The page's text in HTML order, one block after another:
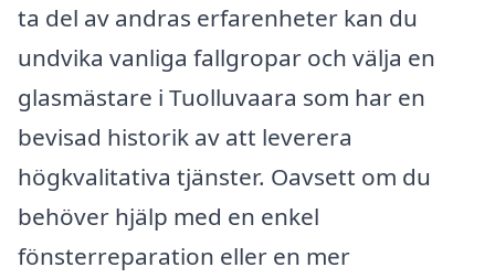
ta del av andras erfarenheter kan du
undvika vanliga fallgropar och välja en
glasmästare i Tuolluvaara som har en
bevisad historik av att leverera
högkvalitativa tjänster. Oavsett om du
behöver hjälp med en enkel
fönsterreparation eller en mer